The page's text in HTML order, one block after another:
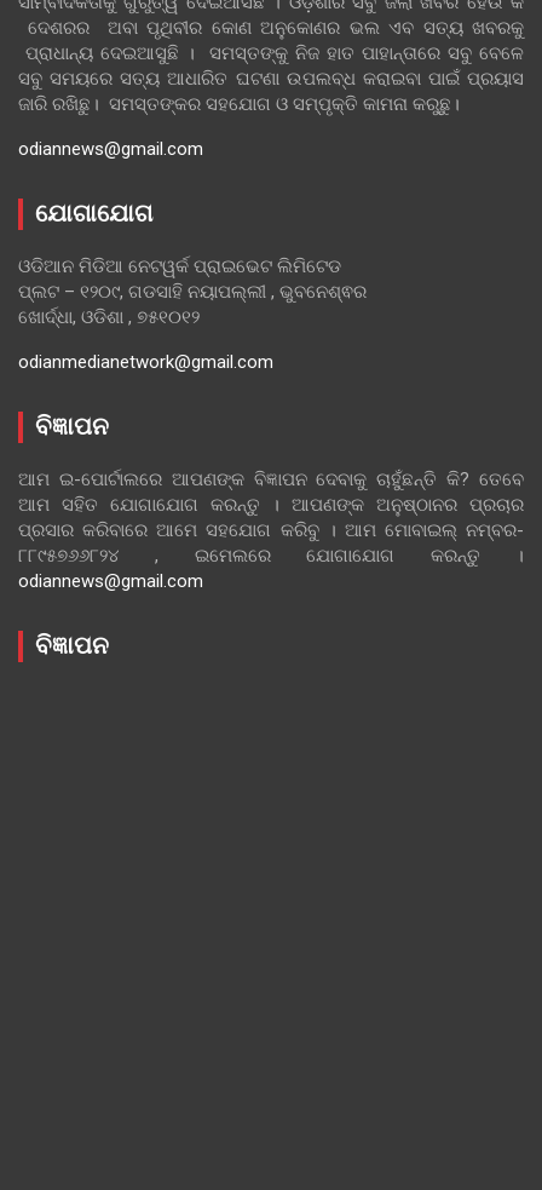
ଦେଶରର ଅବା ପୃଥିବୀର କୋଣ ଅନୁକୋଣର ଭଲ ଏବ ସତ୍ୟ ଖବରକୁ
ପ୍ରାଧାନ୍ୟ ଦେଇଆସୁଛି । ସମସ୍ତଙ୍କୁ ନିଜ ହାତ ପାହାନ୍ତାରେ ସବୁ ବେଳେ
ସବୁ ସମୟରେ ସତ୍ୟ ଆଧାରିତ ଘଟଣା ଉପଲବ୍ଧ କରାଇବା ପାଇଁ ପ୍ରୟାସ
ଜାରି ରଖିଛୁ। ସମସ୍ତଙ୍କର ସହଯୋଗ ଓ ସମ୍ପୃକ୍ତି କାମନା କରୁଛୁ।
odiannews@gmail.com
ଯୋଗାଯୋଗ
ଓଡିଆନ ମିଡିଆ ନେଟୱର୍କ ପ୍ରାଇଭେଟ ଲିମିଟେଡ
ପ୍ଲଟ – ୧୨୦୯, ଗଡସାହି ନୟାପଲ୍ଲୀ , ଭୁବନେଶ୍ଵର
ଖୋର୍ଦ୍ଧା, ଓଡିଶା , ୭୫୧୦୧୨
odianmedianetwork@gmail.com
ବିଜ୍ଞାପନ
ଆମ ଇ-ପୋର୍ଟାଲରେ ଆପଣଙ୍କ ବିଜ୍ଞାପନ ଦେବାକୁ ଚାହୁଁଛନ୍ତି କି? ତେବେ
ଆମ ସହିତ ଯୋଗାଯୋଗ କରନ୍ତୁ । ଆପଣଙ୍କ ଅନୁଷ୍ଠାନର ପ୍ରଚାର
ପ୍ରସାର କରିବାରେ ଆମେ ସହଯୋଗ କରିବୁ । ଆମ ମୋବାଇଲ୍ ନମ୍ବର-
୮୮୯୫୭୬୬୮୨୪ , ଇମେଲରେ ଯୋଗାଯୋଗ କରନ୍ତୁ ।
odiannews@gmail.com
ବିଜ୍ଞାପନ